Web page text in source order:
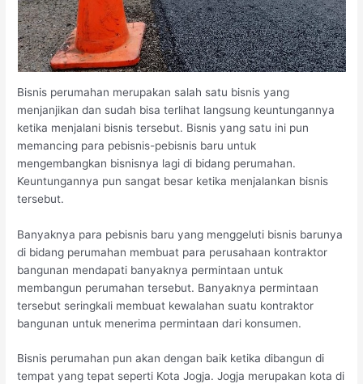
Bisnis perumahan merupakan salah satu bisnis yang
menjanjikan dan sudah bisa terlihat langsung keuntungannya
ketika menjalani bisnis tersebut. Bisnis yang satu ini pun
memancing para pebisnis-pebisnis baru untuk
mengembangkan bisnisnya lagi di bidang perumahan.
Keuntungannya pun sangat besar ketika menjalankan bisnis
tersebut.
Banyaknya para pebisnis baru yang menggeluti bisnis barunya
di bidang perumahan membuat para perusahaan kontraktor
bangunan mendapati banyaknya permintaan untuk
membangun perumahan tersebut. Banyaknya permintaan
tersebut seringkali membuat kewalahan suatu kontraktor
bangunan untuk menerima permintaan dari konsumen.
Bisnis perumahan pun akan dengan baik ketika dibangun di
tempat yang tepat seperti Kota Jogja. Jogja merupakan kota di